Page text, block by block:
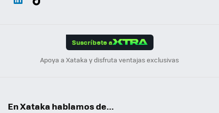
Suscríbete a
Apoya a Xataka y disfruta ventajas exclusivas
En Xataka hablamos de...